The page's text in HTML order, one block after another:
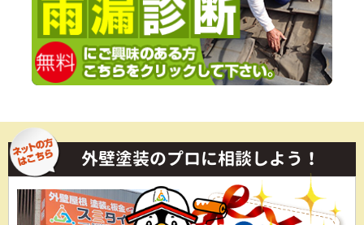
外壁塗装のプロに相談しよう！